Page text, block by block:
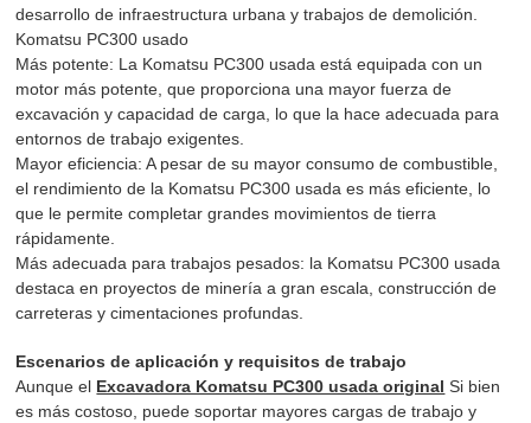
desarrollo de infraestructura urbana y trabajos de demolición.
Komatsu PC300 usado
Más potente: La Komatsu PC300 usada está equipada con un
motor más potente, que proporciona una mayor fuerza de
excavación y capacidad de carga, lo que la hace adecuada para
entornos de trabajo exigentes.
Mayor eficiencia: A pesar de su mayor consumo de combustible,
el rendimiento de la Komatsu PC300 usada es más eficiente, lo
que le permite completar grandes movimientos de tierra
rápidamente.
Más adecuada para trabajos pesados: la Komatsu PC300 usada
destaca en proyectos de minería a gran escala, construcción de
carreteras y cimentaciones profundas.
Escenarios de aplicación y requisitos de trabajo
Aunque el Excavadora Komatsu PC300 usada original Si bien
es más costoso, puede soportar mayores cargas de trabajo y